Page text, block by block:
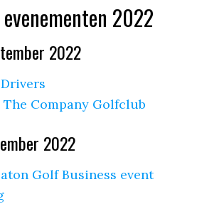
2022
2022
The Company Golfclub
2022
Golf Business event